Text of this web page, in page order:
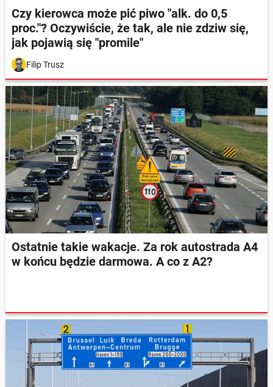
Czy kierowca może pić piwo "alk. do 0,5
proc."? Oczywiście, że tak, ale nie zdziw się,
jak pojawią się "promile"
Filip Trusz
Ostatnie takie wakacje. Za rok autostrada A4
w końcu będzie darmowa. A co z A2?